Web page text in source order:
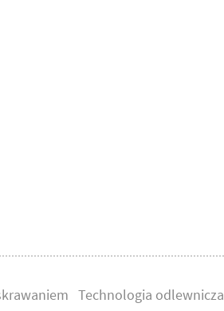
Technologia odlewnicza